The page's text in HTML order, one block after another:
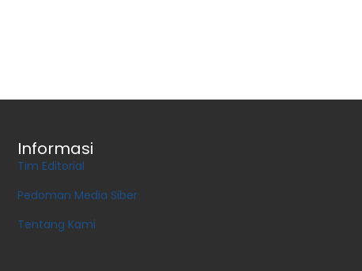
Informasi
Tim Editorial
Pedoman Media Siber
Tentang Kami